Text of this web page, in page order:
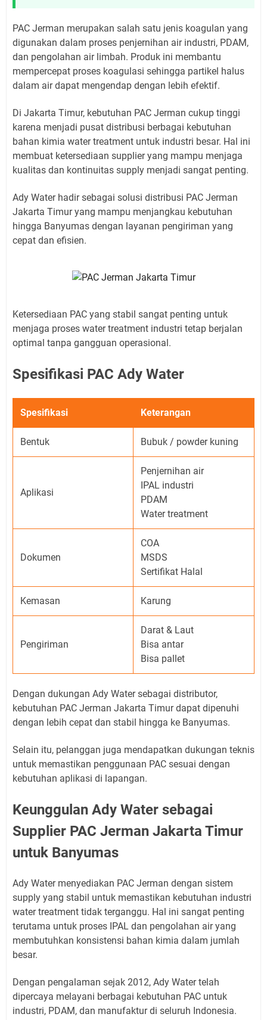
PAC Jerman merupakan salah satu jenis koagulan yang
digunakan dalam proses penjernihan air industri, PDAM,
dan pengolahan air limbah. Produk ini membantu
mempercepat proses koagulasi sehingga partikel halus
dalam air dapat mengendap dengan lebih efektif.
Di Jakarta Timur, kebutuhan PAC Jerman cukup tinggi
karena menjadi pusat distribusi berbagai kebutuhan
bahan kimia water treatment untuk industri besar. Hal ini
membuat ketersediaan supplier yang mampu menjaga
kualitas dan kontinuitas supply menjadi sangat penting.
Ady Water hadir sebagai solusi distribusi PAC Jerman
Jakarta Timur yang mampu menjangkau kebutuhan
hingga Banyumas dengan layanan pengiriman yang
cepat dan efisien.
Ketersediaan PAC yang stabil sangat penting untuk
menjaga proses water treatment industri tetap berjalan
optimal tanpa gangguan operasional.
Spesifikasi PAC Ady Water
Spesifikasi Keterangan
Bentuk Bubuk / powder kuning
Aplikasi
Penjernihan air
IPAL industri
PDAM
Water treatment
Dokumen
COA
MSDS
Sertifikat Halal
Kemasan Karung
Pengiriman
Darat & Laut
Bisa antar
Bisa pallet
Dengan dukungan Ady Water sebagai distributor,
kebutuhan PAC Jerman Jakarta Timur dapat dipenuhi
dengan lebih cepat dan stabil hingga ke Banyumas.
Selain itu, pelanggan juga mendapatkan dukungan teknis
untuk memastikan penggunaan PAC sesuai dengan
kebutuhan aplikasi di lapangan.
Keunggulan Ady Water sebagai
Supplier PAC Jerman Jakarta Timur
untuk Banyumas
Ady Water menyediakan PAC Jerman dengan sistem
supply yang stabil untuk memastikan kebutuhan industri
water treatment tidak terganggu. Hal ini sangat penting
terutama untuk proses IPAL dan pengolahan air yang
membutuhkan konsistensi bahan kimia dalam jumlah
besar.
Dengan pengalaman sejak 2012, Ady Water telah
dipercaya melayani berbagai kebutuhan PAC untuk
industri, PDAM, dan manufaktur di seluruh Indonesia.